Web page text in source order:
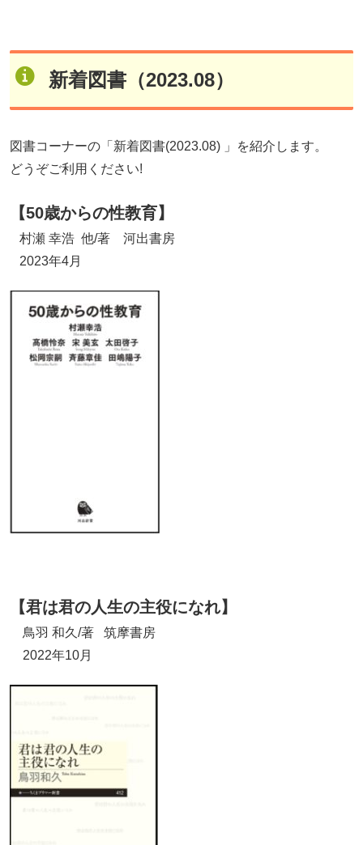
新着図書（2023.08）
図書コーナーの「新着図書(2023.08) 」を紹介します。
どうぞご利用ください!
【50歳からの性教育】
村瀬 幸浩 他/著 河出書房
2023年4月
【君は君の人生の主役になれ】
鳥羽 和久/著 筑摩書房
2022年10月